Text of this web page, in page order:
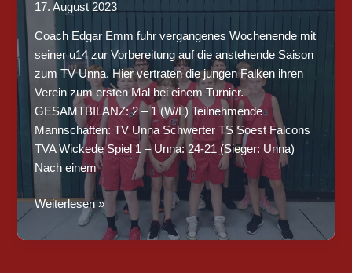
17. August 2023
Coach Edgar Emm fuhr vergangenes Wochenende mit
seiner u14 zur Vorbereitung auf die anstehende Saison
zum TV Unna. Hier vertraten die jungen Falken ihren
Verein zum ersten Mal bei einem Turnier.
GESAMTBILANZ: 2 – 1 (W/L) Teilnehmende
Mannschaften: TV Unna Schwerter TS Soest Falcons
TVA Wickede Spiel 1 – Unna: 24-21 (Sieger: Unna)
Nach einem
u14-
Vorbereitungsturnier
Weiterlesen »